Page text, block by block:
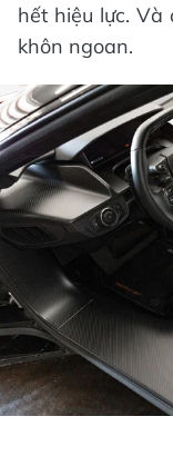
hết hiệu lực.
khôn ngoan.